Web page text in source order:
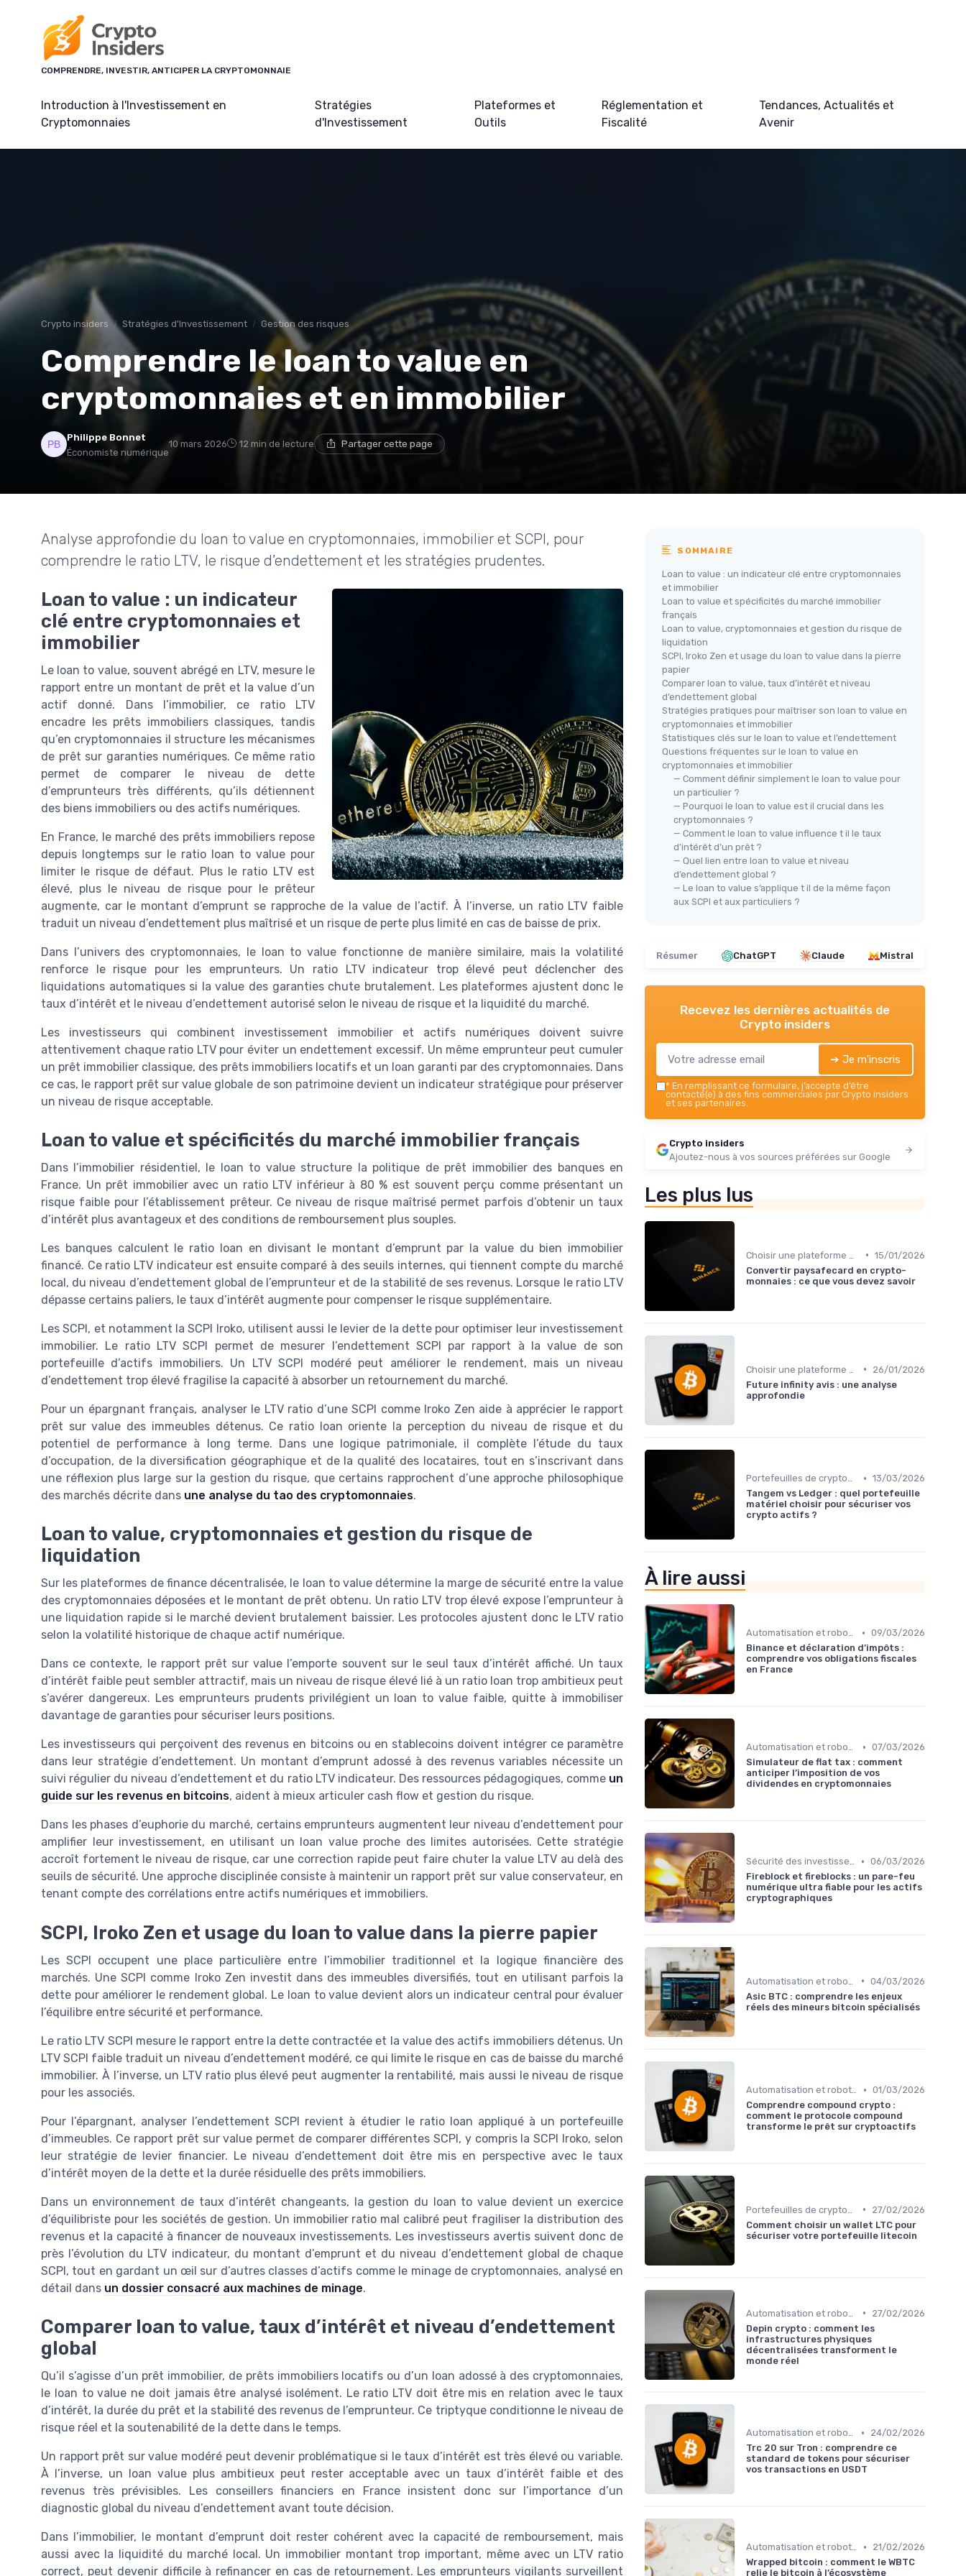
COMPRENDRE, INVESTIR, ANTICIPER LA CRYPTOMONNAIE
Introduction à l'Investissement en
Cryptomonnaies
Stratégies
d'Investissement
Plateformes et
Outils
Réglementation et
Fiscalité
Tendances, Actualités et
Avenir
Crypto insiders Stratégies d'Investissement Gestion des risques
Comprendre le loan to value en
cryptomonnaies et en immobilier
Philippe Bonnet
Économiste numérique
10 mars 2026 12 min de lecture Partager cette page
Analyse approfondie du loan to value en cryptomonnaies, immobilier et SCPI, pour
comprendre le ratio LTV, le risque d’endettement et les stratégies prudentes.
Loan to value : un indicateur
clé entre cryptomonnaies et
immobilier
Le loan to value, souvent abrégé en LTV, mesure le
rapport entre un montant de prêt et la value d’un
actif donné. Dans l’immobilier, ce ratio LTV
encadre les prêts immobiliers classiques, tandis
qu’en cryptomonnaies il structure les mécanismes
de prêt sur garanties numériques. Ce même ratio
permet de comparer le niveau de dette
d’emprunteurs très différents, qu’ils détiennent
des biens immobiliers ou des actifs numériques.
En France, le marché des prêts immobiliers repose
depuis longtemps sur le ratio loan to value pour
limiter le risque de défaut. Plus le ratio LTV est
élevé, plus le niveau de risque pour le prêteur
augmente, car le montant d’emprunt se rapproche de la value de l’actif. À l’inverse, un ratio LTV faible
traduit un niveau d’endettement plus maîtrisé et un risque de perte plus limité en cas de baisse de prix.
Dans l’univers des cryptomonnaies, le loan to value fonctionne de manière similaire, mais la volatilité
renforce le risque pour les emprunteurs. Un ratio LTV indicateur trop élevé peut déclencher des
liquidations automatiques si la value des garanties chute brutalement. Les plateformes ajustent donc le
taux d’intérêt et le niveau d’endettement autorisé selon le niveau de risque et la liquidité du marché.
Les investisseurs qui combinent investissement immobilier et actifs numériques doivent suivre
attentivement chaque ratio LTV pour éviter un endettement excessif. Un même emprunteur peut cumuler
un prêt immobilier classique, des prêts immobiliers locatifs et un loan garanti par des cryptomonnaies. Dans
ce cas, le rapport prêt sur value globale de son patrimoine devient un indicateur stratégique pour préserver
un niveau de risque acceptable.
Loan to value et spécificités du marché immobilier français
Dans l’immobilier résidentiel, le loan to value structure la politique de prêt immobilier des banques en
France. Un prêt immobilier avec un ratio LTV inférieur à 80 % est souvent perçu comme présentant un
risque faible pour l’établissement prêteur. Ce niveau de risque maîtrisé permet parfois d’obtenir un taux
d’intérêt plus avantageux et des conditions de remboursement plus souples.
Les banques calculent le ratio loan en divisant le montant d’emprunt par la value du bien immobilier
financé. Ce ratio LTV indicateur est ensuite comparé à des seuils internes, qui tiennent compte du marché
local, du niveau d’endettement global de l’emprunteur et de la stabilité de ses revenus. Lorsque le ratio LTV
dépasse certains paliers, le taux d’intérêt augmente pour compenser le risque supplémentaire.
Les SCPI, et notamment la SCPI Iroko, utilisent aussi le levier de la dette pour optimiser leur investissement
immobilier. Le ratio LTV SCPI permet de mesurer l’endettement SCPI par rapport à la value de son
portefeuille d’actifs immobiliers. Un LTV SCPI modéré peut améliorer le rendement, mais un niveau
d’endettement trop élevé fragilise la capacité à absorber un retournement du marché.
Pour un épargnant français, analyser le LTV ratio d’une SCPI comme Iroko Zen aide à apprécier le rapport
prêt sur value des immeubles détenus. Ce ratio loan oriente la perception du niveau de risque et du
potentiel de performance à long terme. Dans une logique patrimoniale, il complète l’étude du taux
d’occupation, de la diversification géographique et de la qualité des locataires, tout en s’inscrivant dans
une réflexion plus large sur la gestion du risque, que certains rapprochent d’une approche philosophique
des marchés décrite dans une analyse du tao des cryptomonnaies.
Loan to value, cryptomonnaies et gestion du risque de
liquidation
Sur les plateformes de finance décentralisée, le loan to value détermine la marge de sécurité entre la value
des cryptomonnaies déposées et le montant de prêt obtenu. Un ratio LTV trop élevé expose l’emprunteur à
une liquidation rapide si le marché devient brutalement baissier. Les protocoles ajustent donc le LTV ratio
selon la volatilité historique de chaque actif numérique.
Dans ce contexte, le rapport prêt sur value l’emporte souvent sur le seul taux d’intérêt affiché. Un taux
d’intérêt faible peut sembler attractif, mais un niveau de risque élevé lié à un ratio loan trop ambitieux peut
s’avérer dangereux. Les emprunteurs prudents privilégient un loan to value faible, quitte à immobiliser
davantage de garanties pour sécuriser leurs positions.
Les investisseurs qui perçoivent des revenus en bitcoins ou en stablecoins doivent intégrer ce paramètre
dans leur stratégie d’endettement. Un montant d’emprunt adossé à des revenus variables nécessite un
suivi régulier du niveau d’endettement et du ratio LTV indicateur. Des ressources pédagogiques, comme un
guide sur les revenus en bitcoins, aident à mieux articuler cash flow et gestion du risque.
Dans les phases d’euphorie du marché, certains emprunteurs augmentent leur niveau d’endettement pour
amplifier leur investissement, en utilisant un loan value proche des limites autorisées. Cette stratégie
accroît fortement le niveau de risque, car une correction rapide peut faire chuter la value LTV au delà des
seuils de sécurité. Une approche disciplinée consiste à maintenir un rapport prêt sur value conservateur, en
tenant compte des corrélations entre actifs numériques et immobiliers.
SCPI, Iroko Zen et usage du loan to value dans la pierre papier
Les SCPI occupent une place particulière entre l’immobilier traditionnel et la logique financière des
marchés. Une SCPI comme Iroko Zen investit dans des immeubles diversifiés, tout en utilisant parfois la
dette pour améliorer le rendement global. Le loan to value devient alors un indicateur central pour évaluer
l’équilibre entre sécurité et performance.
Le ratio LTV SCPI mesure le rapport entre la dette contractée et la value des actifs immobiliers détenus. Un
LTV SCPI faible traduit un niveau d’endettement modéré, ce qui limite le risque en cas de baisse du marché
immobilier. À l’inverse, un LTV ratio plus élevé peut augmenter la rentabilité, mais aussi le niveau de risque
pour les associés.
Pour l’épargnant, analyser l’endettement SCPI revient à étudier le ratio loan appliqué à un portefeuille
d’immeubles. Ce rapport prêt sur value permet de comparer différentes SCPI, y compris la SCPI Iroko, selon
leur stratégie de levier financier. Le niveau d’endettement doit être mis en perspective avec le taux
d’intérêt moyen de la dette et la durée résiduelle des prêts immobiliers.
Dans un environnement de taux d’intérêt changeants, la gestion du loan to value devient un exercice
d’équilibriste pour les sociétés de gestion. Un immobilier ratio mal calibré peut fragiliser la distribution des
revenus et la capacité à financer de nouveaux investissements. Les investisseurs avertis suivent donc de
près l’évolution du LTV indicateur, du montant d’emprunt et du niveau d’endettement global de chaque
SCPI, tout en gardant un œil sur d’autres classes d’actifs comme le minage de cryptomonnaies, analysé en
détail dans un dossier consacré aux machines de minage.
Comparer loan to value, taux d’intérêt et niveau d’endettement
global
Qu’il s’agisse d’un prêt immobilier, de prêts immobiliers locatifs ou d’un loan adossé à des cryptomonnaies,
le loan to value ne doit jamais être analysé isolément. Le ratio LTV doit être mis en relation avec le taux
d’intérêt, la durée du prêt et la stabilité des revenus de l’emprunteur. Ce triptyque conditionne le niveau de
risque réel et la soutenabilité de la dette dans le temps.
Un rapport prêt sur value modéré peut devenir problématique si le taux d’intérêt est très élevé ou variable.
À l’inverse, un loan value plus ambitieux peut rester acceptable avec un taux d’intérêt faible et des
revenus très prévisibles. Les conseillers financiers en France insistent donc sur l’importance d’un
diagnostic global du niveau d’endettement avant toute décision.
Dans l’immobilier, le montant d’emprunt doit rester cohérent avec la capacité de remboursement, mais
aussi avec la liquidité du marché local. Un immobilier montant trop important, même avec un LTV ratio
correct, peut devenir difficile à refinancer en cas de retournement. Les emprunteurs vigilants surveillent
SOMMAIRE
Loan to value : un indicateur clé entre cryptomonnaies
et immobilier
Loan to value et spécificités du marché immobilier
français
Loan to value, cryptomonnaies et gestion du risque de
liquidation
SCPI, Iroko Zen et usage du loan to value dans la pierre
papier
Comparer loan to value, taux d’intérêt et niveau
d’endettement global
Stratégies pratiques pour maîtriser son loan to value en
cryptomonnaies et immobilier
Statistiques clés sur le loan to value et l’endettement
Questions fréquentes sur le loan to value en
cryptomonnaies et immobilier
— Comment définir simplement le loan to value pour
un particulier ?
— Pourquoi le loan to value est il crucial dans les
cryptomonnaies ?
— Comment le loan to value influence t il le taux
d’intérêt d’un prêt ?
— Quel lien entre loan to value et niveau
d’endettement global ?
— Le loan to value s’applique t il de la même façon
aux SCPI et aux particuliers ?
Résumer ChatGPT Claude Mistral
Recevez les dernières actualités de
Crypto insiders
➔ Je m'inscris
* En remplissant ce formulaire, j’accepte d’être
contacté(e) à des fins commerciales par Crypto insiders
et ses partenaires.
Crypto insiders
Ajoutez-nous à vos sources préférées sur Google
Les plus lus
• 15/01/2026
Convertir paysafecard en crypto-
monnaies : ce que vous devez savoir
•
26/01/2026
Future infinity avis : une analyse
approfondie
Portefeuilles de cryptomonnaies • 13/03/2026
Tangem vs Ledger : quel portefeuille
matériel choisir pour sécuriser vos
crypto actifs ?
À lire aussi
Automatisation et robots de trading • 09/03/2026
Binance et déclaration d’impôts :
comprendre vos obligations fiscales
en France
Automatisation et robots de trading • 07/03/2026
Simulateur de flat tax : comment
anticiper l’imposition de vos
dividendes en cryptomonnaies
Sécurité des investissements en ligne • 06/03/2026
Fireblock et fireblocks : un pare-feu
numérique ultra fiable pour les actifs
cryptographiques
• 04/03/2026
Asic BTC : comprendre les enjeux
réels des mineurs bitcoin spécialisés
Automatisation et robots de trading • 01/03/2026
Comprendre compound crypto :
comment le protocole compound
transforme le prêt sur cryptoactifs
•
27/02/2026
Comment choisir un wallet LTC pour
sécuriser votre portefeuille litecoin
•
27/02/2026
Depin crypto : comment les
infrastructures physiques
décentralisées transforment le
monde réel
Automatisation et robots de trading •
24/02/2026
Trc 20 sur Tron : comprendre ce
standard de tokens pour sécuriser
vos transactions en USDT
Automatisation et robots de trading •
21/02/2026
Wrapped bitcoin : comment le WBTC
relie le bitcoin à l’écosystème